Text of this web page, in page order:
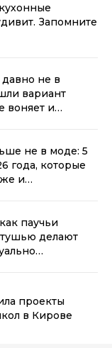
Запомните
не в
вариант
воняет и
не в моде: 5
года, которые
и
паучьи
делают
проекты
в Кирове